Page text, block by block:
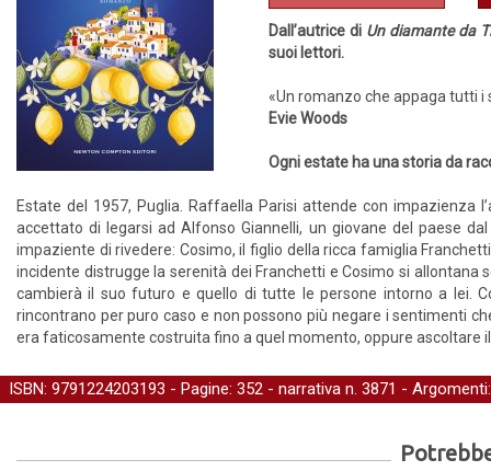
Dall’autrice di Un diamante da
suoi lettori.
«Un romanzo che appaga tutti i
Evie Woods
Ogni estate ha una storia da
Estate del 1957, Puglia. Raffaella Parisi attende con impazienza
accettato di legarsi ad Alfonso Giannelli, un giovane del paese
impaziente di rivedere: Cosimo, il figlio della ricca famiglia
incidente distrugge la serenità dei Franchetti e Cosimo si
cambierà il suo futuro e quello di tutte le persone intorno a lei.
rincontrano per puro caso e non possono più negare i sentimenti
era faticosamente costruita fino a quel momento, oppure ascoltare
ISBN: 9791224203193 - Pagine: 352 - narrativa n. 3871 -